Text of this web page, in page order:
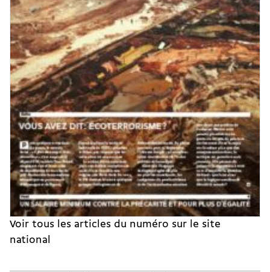
Voir tous les articles du numéro sur le site
national